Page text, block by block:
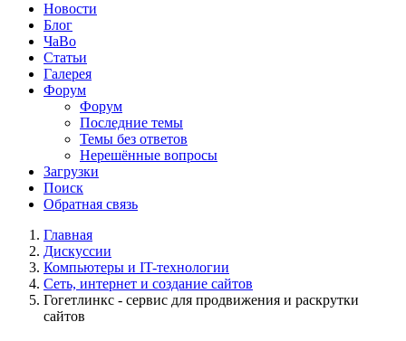
Новости
Блог
ЧаВо
Статьи
Галерея
Форум
Форум
Последние темы
Темы без ответов
Нерешённые вопросы
Загрузки
Поиск
Обратная связь
Главная
Дискуссии
Компьютеры и IT-технологии
Сеть, интернет и создание сайтов
Гогетлинкс - сервис для продвижения и раскрутки
сайтов